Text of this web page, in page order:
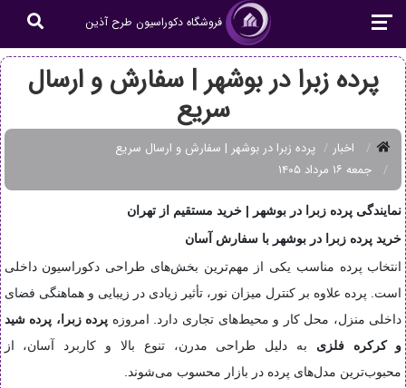
فروشگاه دکوراسیون طرح آذین
پرده زبرا در بوشهر | سفارش و ارسال
سریع
اخبار
پرده زبرا در بوشهر | سفارش و ارسال سریع
جمعه ۱۶ مرداد ۱۴۰۵
نمایندگی پرده زبرا در بوشهر | خرید مستقیم از تهران
خرید پرده زبرا در بوشهر با سفارش آسان
انتخاب پرده مناسب یکی از مهم‌ترین بخش‌های طراحی دکوراسیون داخلی
است. پرده علاوه بر کنترل میزان نور، تأثیر زیادی در زیبایی و هماهنگی فضای
داخلی منزل، محل کار و محیط‌های تجاری دارد. امروزه پرده زبرا، پرده شید
و کرکره فلزی به دلیل طراحی مدرن، تنوع بالا و کاربرد آسان، از
محبوب‌ترین مدل‌های پرده در بازار محسوب می‌شوند.